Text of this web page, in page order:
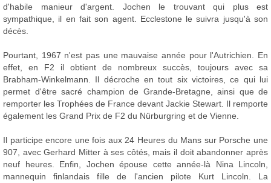
d'habile manieur d'argent. Jochen le trouvant qui plus est
sympathique, il en fait son agent. Ecclestone le suivra jusqu'à son
décès.
Pourtant, 1967 n'est pas une mauvaise année pour l'Autrichien. En
effet, en F2 il obtient de nombreux succès, toujours avec sa
Brabham-Winkelmann. Il décroche en tout six victoires, ce qui lui
permet d'être sacré champion de Grande-Bretagne, ainsi que de
remporter les Trophées de France devant Jackie Stewart. Il remporte
également les Grand Prix de F2 du Nürburgring et de Vienne.
Il participe encore une fois aux 24 Heures du Mans sur Porsche une
907, avec Gerhard Mitter à ses côtés, mais il doit abandonner après
neuf heures. Enfin, Jochen épouse cette année-là Nina Lincoln,
mannequin finlandais fille de l'ancien pilote Kurt Lincoln. La